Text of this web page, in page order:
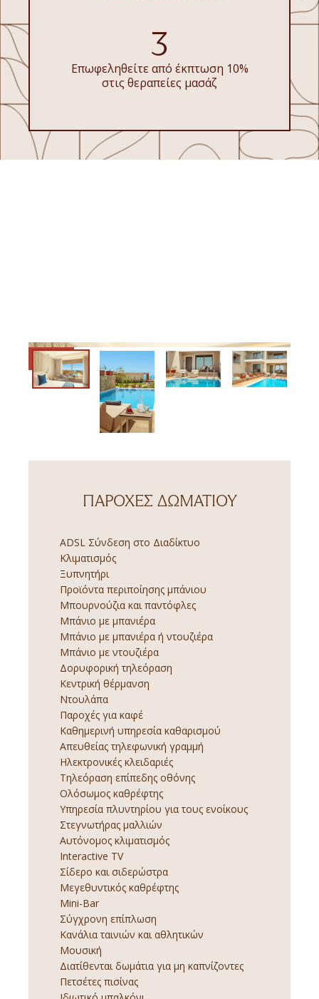
ΠΑΡΟΧΈΣ ΔΩΜΑΤΊΟΥ
ADSL Σύνδεση στο Διαδίκτυο
Κλιματισμός
Ξυπνητήρι
Προϊόντα περιποίησης μπάνιου
Μπουρνούζια και παντόφλες
Μπάνιο με μπανιέρα
Μπάνιο με μπανιέρα ή ντουζιέρα
Μπάνιο με ντουζιέρα
Δορυφορική τηλεόραση
Κεντρική θέρμανση
Ντουλάπα
Παροχές για καφέ
Καθημερινή υπηρεσία καθαρισμού
Απευθείας τηλεφωνική γραμμή
Ηλεκτρονικές κλειδαριές
Τηλεόραση επίπεδης οθόνης
Ολόσωμος καθρέφτης
Υπηρεσία πλυντηρίου για τους ενοίκους
Στεγνωτήρας μαλλιών
Αυτόνομος κλιματισμός
Interactive TV
Σίδερο και σιδερώστρα
Μεγεθυντικός καθρέφτης
Mini-Bar
Σύγχρονη επίπλωση
Κανάλια ταινιών και αθλητικών
Μουσική
Διατίθενται δωμάτια για μη καπνίζοντες
Πετσέτες πισίνας
3
Επωφεληθείτε από έκπτωση 10%
στις θεραπείες μασάζ